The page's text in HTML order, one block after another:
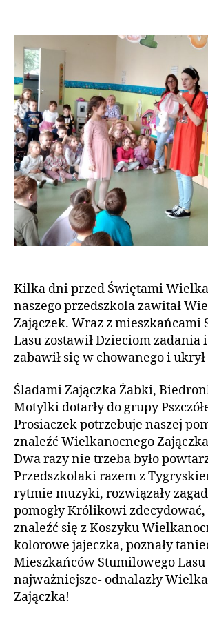
Kilka dni przed Świętami
naszego przedszkola zawitał
Zajączek. Wraz z mieszkańcami
Lasu zostawił Dzieciom zadania
zabawił się w chowanego i
Śladami Zajączka Żabki,
Motylki dotarły do grupy
Prosiaczek potrzebuje naszej
znaleźć Wielkanocnego
Dwa razy nie trzeba było
Przedszkolaki razem z
rytmie muzyki, rozwiązały
pomogły Królikowi
znaleźć się z Koszyku
kolorowe jajeczka, poznały
Mieszkańców Stumilowego Lasu
najważniejsze- odnalazły
Zajączka!